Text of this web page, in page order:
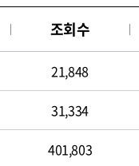
조회수
21,848
31,334
401,803